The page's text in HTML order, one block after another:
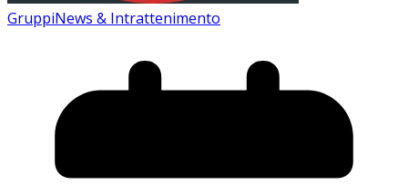
GruppiNews & Intrattenimento